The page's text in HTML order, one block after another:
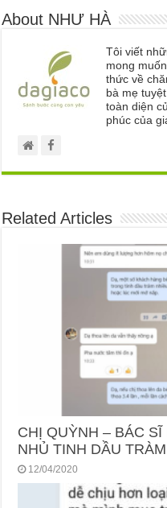
About NHƯ HÀ
Tôi viết
mong
thức về
bà mẹ
toàn diện
phúc của
Related Articles
CHỊ QUỲNH – BÁC
NHỦ TINH DẦU
12/04/2020